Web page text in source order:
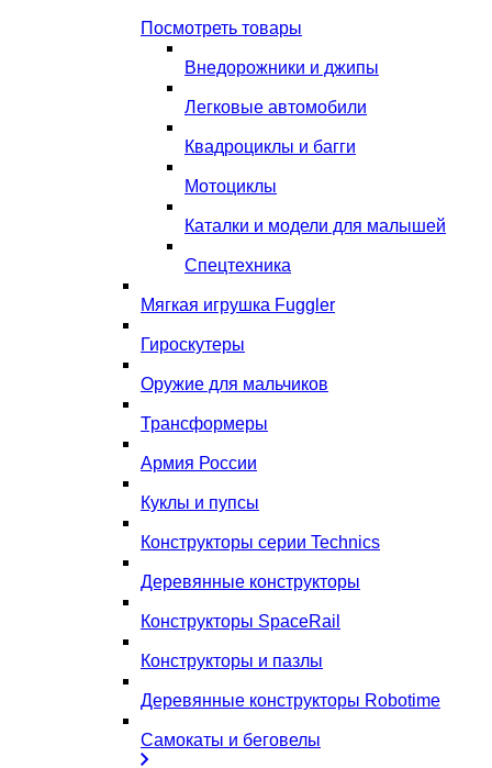
Посмотреть товары
Внедорожники и джипы
Легковые автомобили
Квадроциклы и багги
Мотоциклы
Каталки и модели для малышей
Спецтехника
Мягкая игрушка Fuggler
Гироскутеры
Оружие для мальчиков
Трансформеры
Армия России
Куклы и пупсы
Конструкторы серии Technics
Деревянные конструкторы
Конструкторы SpaceRail
Конструкторы и пазлы
Деревянные конструкторы Robotime
Самокаты и беговелы